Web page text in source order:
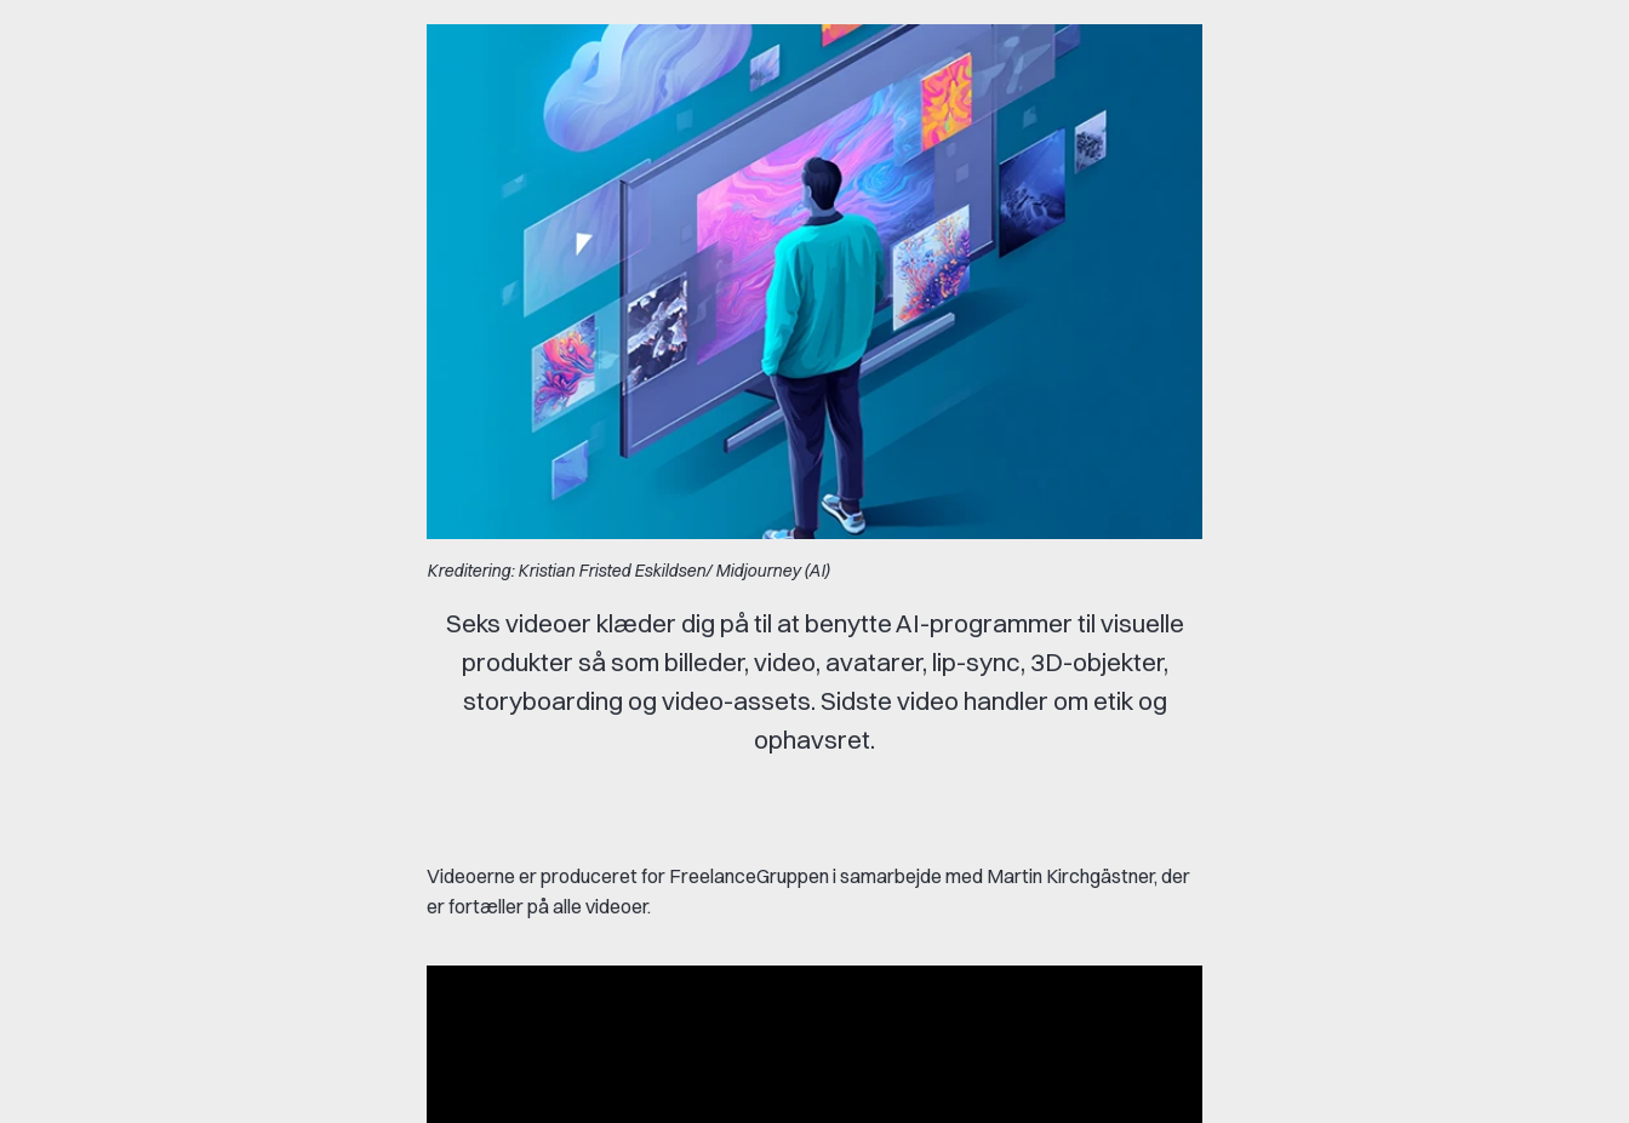
Kreditering: Kristian Fristed Eskildsen/ Midjourney (AI)
Seks videoer klæder dig på til at benytte AI-programmer til visuelle
produkter så som billeder, video, avatarer, lip-sync, 3D-objekter,
storyboarding og video-assets. Sidste video handler om etik og
ophavsret.
Videoerne er produceret for FreelanceGruppen i samarbejde med Martin Kirchgästner, der
er fortæller på alle videoer.